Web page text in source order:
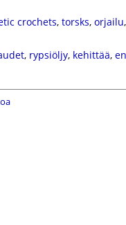
crochets, torsks, orjailu
, rypsiöljy, kehittää,